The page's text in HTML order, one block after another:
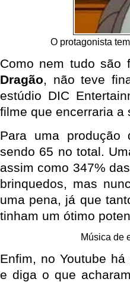
O protagonista
Como nem tudo são
Dragão, não teve
estúdio DIC
filme que encerraria a
Para uma
sendo 65 no total.
assim como 347%
brinquedos, mas
uma pena, já que
tinham um ótimo
Música de
Enfim, no Youtube
e diga o que